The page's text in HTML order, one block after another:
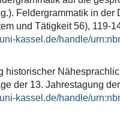
Feldergrammatik in
und Tätigkeit 56), 119-
kassel.de/handle/
historischer
der 13. Jahrestagung
kassel.de/handle/